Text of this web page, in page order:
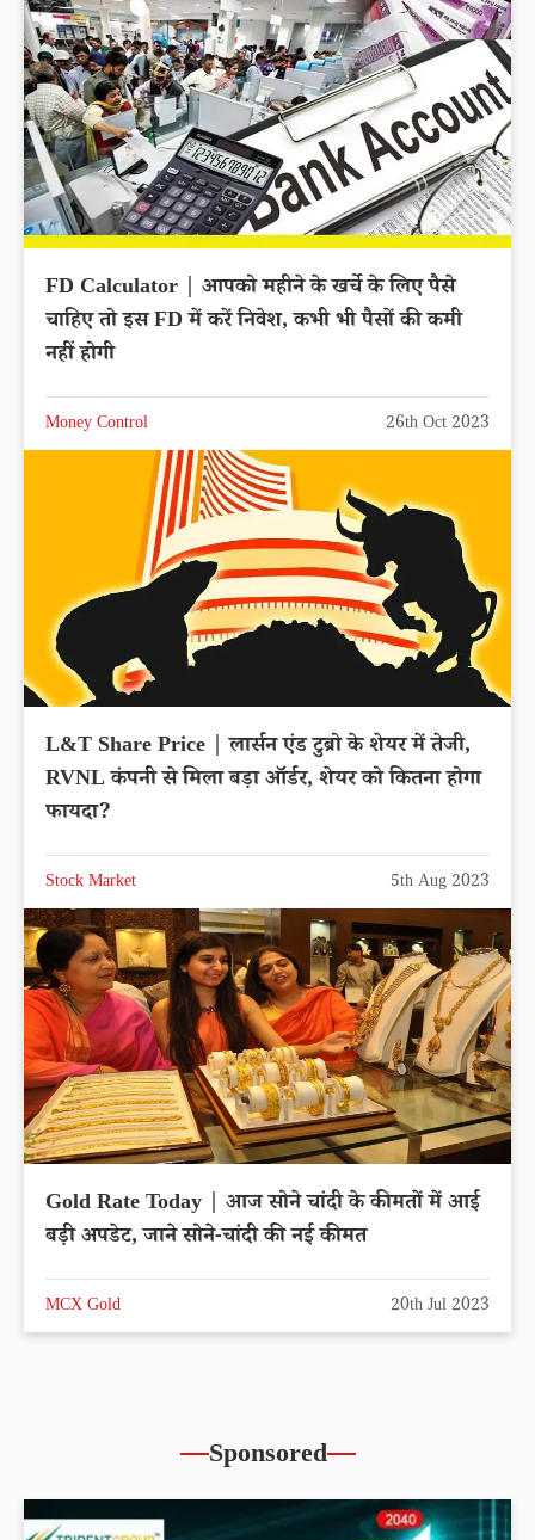
FD Calculator | आपको महीने के खर्चे के लिए पैसे
चाहिए तो इस FD में करें निवेश, कभी भी पैसों की कमी
नहीं होगी
Money Control 26th Oct 2023
L&T Share Price | लार्सन एंड टुब्रो के शेयर में तेजी,
RVNL कंपनी से मिला बड़ा ऑर्डर, शेयर को कितना होगा
फायदा?
Stock Market 5th Aug 2023
Gold Rate Today | आज सोने चांदी के कीमतों में आई
बड़ी अपडेट, जाने सोने-चांदी की नई कीमत
MCX Gold 20th Jul 2023
Sponsored